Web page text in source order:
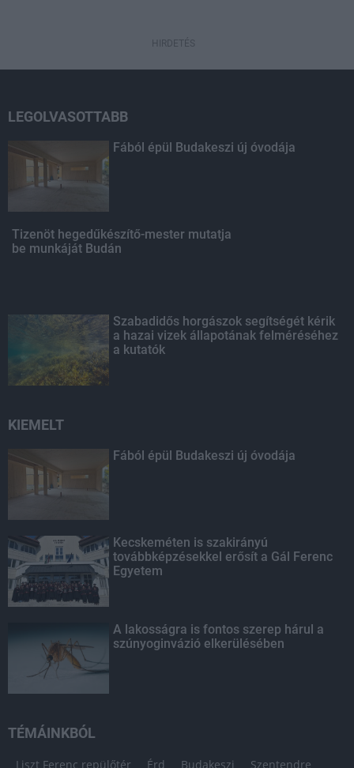
HIRDETÉS
LEGOLVASOTTABB
Fából épül Budakeszi új óvodája
Tizenöt hegedűkészítő-mester mutatja
be munkáját Budán
Szabadidős horgászok segítségét kérik
a hazai vizek állapotának felméréséhez
a kutatók
KIEMELT
Fából épül Budakeszi új óvodája
Kecskeméten is szakirányú
továbbképzésekkel erősít a Gál Ferenc
Egyetem
A lakosságra is fontos szerep hárul a
szúnyoginvázió elkerülésében
TÉMÁINKBÓL
Liszt Ferenc repülőtér Érd Budakeszi Szentendre